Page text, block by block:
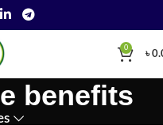
0
৳
benefits